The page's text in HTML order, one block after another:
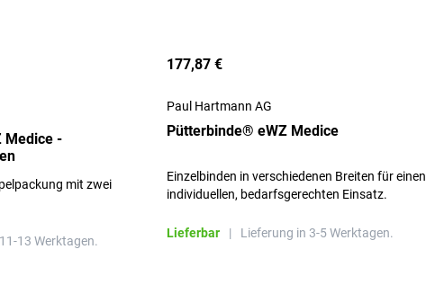
Medice -
mit zwei
13 Werktagen.
177,87 €
Paul Hartmann AG
Pütterbinde® eWZ Medice
Einzelbinden in verschiedenen Breiten für einen
individuellen, bedarfsgerechten Einsatz.
Lieferbar | Lieferung in 3-5 Werktagen.